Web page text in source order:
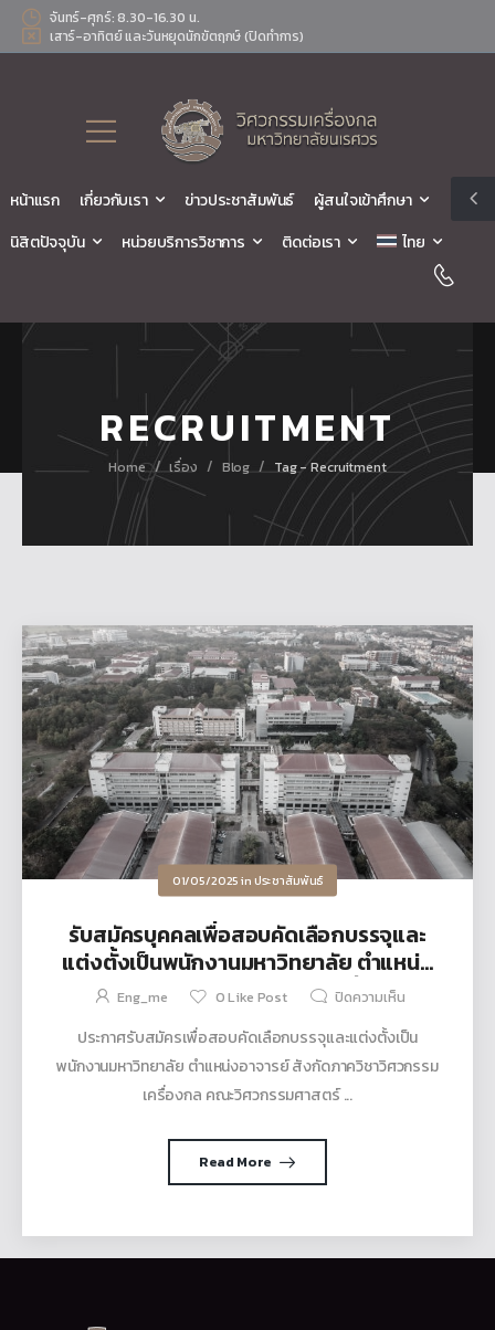
จันทร์-ศุกร์: 8.30-16.30 น.
เสาร์-อาทิตย์ และวันหยุดนักขัตฤกษ์ (ปิดทำการ)
หน้าแรก เกี่ยวกับเรา ข่าวประชาสัมพันธ์
ผู้สนใจเข้าศึกษา
นิสิตปัจจุบัน
หน่วยบริการวิชาการ ติดต่อเรา ไทย
RECRUITMENT
Home / เรื่อง / Blog / Tag - Recruitment
01/05/2025inประชาสัมพันธ์
รับสมัครบุคคลเพื่อสอบคัดเลือกบรรจุและ
แต่งตั้งเป็นพนักงานมหาวิทยาลัย ตำแหน่ง
อาจารย์ สาขาวิชาวิศวกรรมเครื่องกล
Eng_me 0Like Post ปิดความเห็น
ประกาศรับสมัครเพื่อสอบคัดเลือกบรรจุและแต่งตั้งเป็น
พนักงานมหาวิทยาลัย ตำแหน่งอาจารย์ สังกัดภาควิชาวิศวกรรม
เครื่องกล คณะวิศวกรรมศาสตร์ ...
Read More